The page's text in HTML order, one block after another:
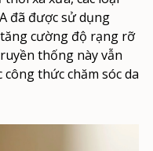
đã được sử dụng
cường độ rạng rỡ
thống này vẫn
thức chăm sóc da